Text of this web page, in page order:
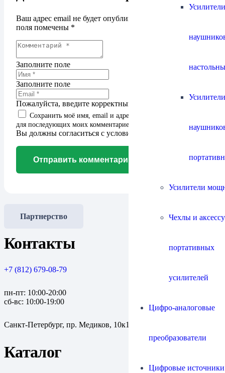
Усилители
Чехлы и
портативных
усилителей
Цифро-аналоговые
преобразователи
Цифровые источники
Ваш адрес email не будет опубликован.
поля помечены *
Заполните поле
Заполните поле
Пожалуйста, введите корректный адрес email.
Сохранить моё имя, email и адрес сайта в этом браузере
для последующих моих комментариев.
Вы должны согласиться с условиями для продолжения
Отправить комментарий
Партнерство
Контакты
+7 (812) 679-08-79
пн-пт: 10:00-20:00
сб-вс: 10:00-19:00
Санкт-Петербург, пр. Медиков, 10к1
Каталог